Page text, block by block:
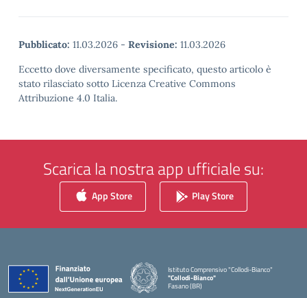
Pubblicato: 11.03.2026 - Revisione: 11.03.2026
Eccetto dove diversamente specificato, questo articolo è
stato rilasciato sotto Licenza Creative Commons
Attribuzione 4.0 Italia.
Scarica la nostra app ufficiale su:
App Store Play Store
Istituto Comprensivo "Collodi-Bianco"
"Collodi-Bianco"
Fasano (BR)